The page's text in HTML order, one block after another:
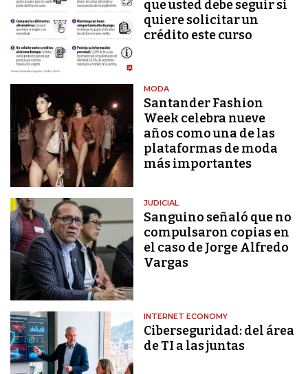
que usted debe seguir si
quiere solicitar un
crédito este curso
MODA
Santander Fashion
Week celebra nueve
años como una de las
plataformas de moda
más importantes
JUDICIAL
Sanguino señaló que no
compulsaron copias en
el caso de Jorge Alfredo
Vargas
INTERNET ECONOMY
Ciberseguridad: del área
de TI a las juntas